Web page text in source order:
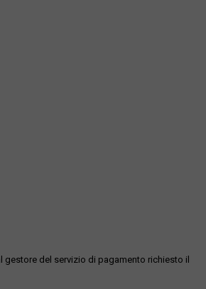
del servizio di pagamento richiesto il